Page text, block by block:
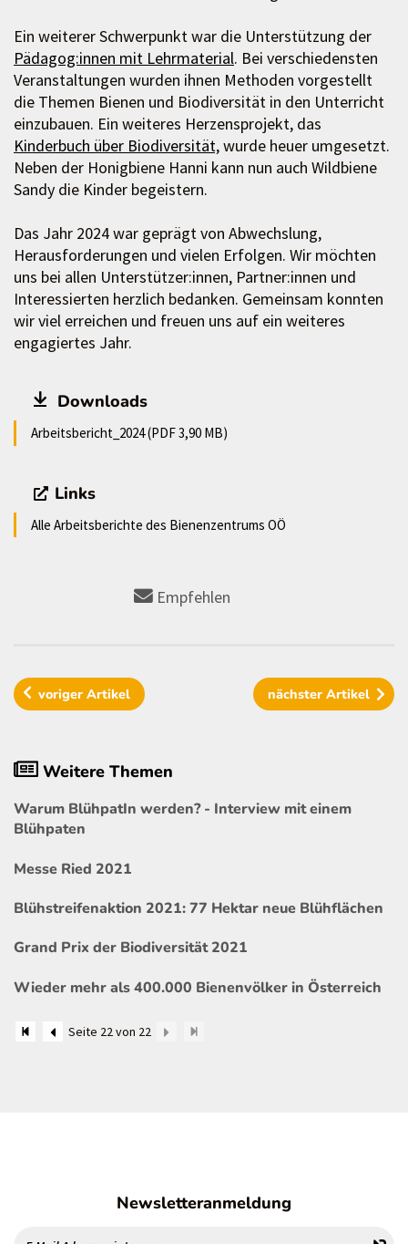
Ein weiterer Schwerpunkt war die Unterstützung der
Pädagog:innen mit Lehrmaterial. Bei verschiedensten
Veranstaltungen wurden ihnen Methoden vorgestellt
die Themen Bienen und Biodiversität in den Unterricht
einzubauen. Ein weiteres Herzensprojekt, das
Kinderbuch über Biodiversität,wurde heuer umgesetzt.
Neben der Honigbiene Hanni kann nun auch Wildbiene
Sandy die Kinder begeistern.
Das Jahr 2024 war geprägt von Abwechslung,
Herausforderungen und vielen Erfolgen. Wir möchten
uns bei allen Unterstützer:innen, Partner:innen und
Interessierten herzlich bedanken. Gemeinsam konnten
wir viel erreichen und freuen uns auf ein weiteres
engagiertes Jahr.
Downloads
Arbeitsbericht_2024 (PDF 3,90 MB)
Links
Alle Arbeitsberichte des Bienenzentrums OÖ
Empfehlen
vorigerArtikel nächster Artikel
Weitere Themen
Warum BlühpatIn werden? - Interview mit einem
Blühpaten
Messe Ried 2021
Blühstreifenaktion 2021: 77 Hektar neue Blühflächen
Grand Prix der Biodiversität 2021
Wieder mehr als 400.000 Bienenvölker in Österreich
Seite 22 von 22
Newsletteranmeldung